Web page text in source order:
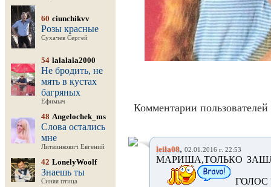
60 ciunchikvv
Розы красные
Сухачев Сергей
54 lalalala2000
Не бродить, не
мять в кустах
багряных
Ефимыч
48 Angelochek_ms
Слова остались
мне
Литвинкович Евгений
42 LonelyWoolf
Знаешь ты
Синяя птица
Комментарии пользователей
leila08, 02.01.2016 г. 22:53
МАРИША,ТОЛЬКО
ГОЛОС